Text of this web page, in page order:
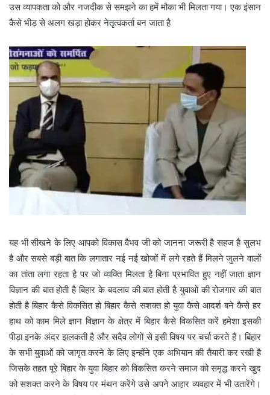
उस व्यापकता को और नजदीक से समझने का हमें मौका भी मिलता गया। एक इंसान
कैसे भीड़ से अलग खड़ा होकर नेतृत्वकर्ता बन जाता है
यह भी सीखने के लिए आपको विकास वैभव जी को जानना जरूरी है सहज है सुलभ
है और सबसे बड़ी बात कि लगातार नई नई खोजों में लगे रहते हैं मिलने जुलने वालों
का तांता लगा रहता है पर जो व्यक्ति मिलता है बिना प्रभावित हुए नहीं जाता ज्ञान
विज्ञान की बात होती है बिहार के बदलाव की बात होती है युवाओं की रोजगार की बात
होती है बिहार कैसे विकसित हो बिहार कैसे सशक्त हो युवा कैसे आदर्श बने कैसे हर
हाथ को काम मिले ज्ञान विज्ञान के क्षेत्र में बिहार कैसे विकसित करें हमेशा इसकी
पीड़ा इनके अंदर झलकती है और सदैव लोगों से इसी विषय पर चर्चा करते हैं। बिहार
के सभी युवाओं को जागृत करने के लिए इन्होंने एक अभियान की तैयारी कर रखी है
जिसके तहत पूरे बिहार के युवा बिहार को विकसित करने समाज को समृद्ध करने खुद
को सशक्त करने के विषय पर मंथन करेंगे उसे अपने आहार व्यवहार में भी उतारेंगे।